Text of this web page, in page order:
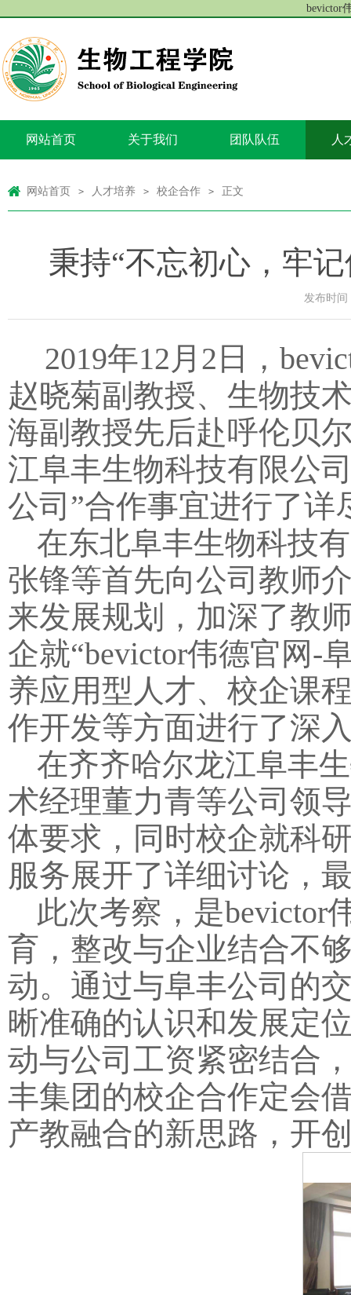
bevictor
网站首页 关于我们 团队队伍 人
网站首页 > 人才培养 > 校企合作 > 正文
秉持“不忘初心，牢
发布时间
2019年12月2日，
赵晓菊副教授、生物技
海副教授先后赴呼伦贝
江阜丰生物科技有限公
公司”合作事宜进行了详
在东北阜丰生物科技
张锋等首先向公司教师
来发展规划，加深了教
企就“bevictor伟德官网-
养应用型人才、校企课
作开发等方面进行了深
在齐齐哈尔龙江阜丰
术经理董力青等公司领
体要求，同时校企就科
服务展开了详细讨论，
此次考察，是bevictor
育，整改与企业结合不
动。通过与阜丰公司的
晰准确的认识和发展定
动与公司工资紧密结合
丰集团的校企合作定会
产教融合的新思路，开